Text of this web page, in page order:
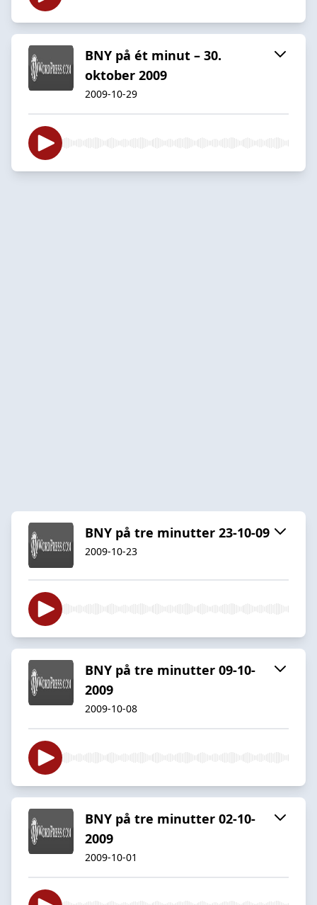
BNY på ét minut – 30.
oktober 2009
2009-10-29
BNY på tre minutter 23-10-09
2009-10-23
BNY på tre minutter 09-10-
2009
2009-10-08
BNY på tre minutter 02-10-
2009
2009-10-01